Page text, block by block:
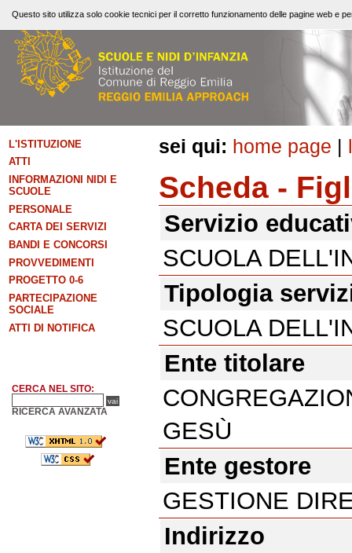
sei qui: home page |
Scheda -
Servizio
SCUOLA
Tipologia
SCUOLA
Ente titolare
GESÙ
Ente gestore
GESTIONE
Indirizzo
L'ISTITUZIONE
ATTI
INFORMAZIONI NIDI E
SCUOLE
PERSONALE
CARTA DEI SERVIZI
BANDI E CONCORSI
PROVVEDIMENTI
PROGETTO 0-6
PARTECIPAZIONE
SOCIALE
ATTI DI NOTIFICA
CERCA NEL SITO:
RICERCA AVANZATA
Questo sito utilizza solo cookie tecnici per il corretto funzionamento delle pagine web e